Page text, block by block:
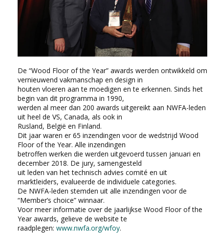
De “Wood Floor of the Year” awards werden ontwikkeld om
vernieuwend vakmanschap en design in
houten vloeren aan te moedigen en te erkennen. Sinds het
begin van dit programma in 1990,
werden al meer dan 200 awards uitgereikt aan NWFA-leden
uit heel de VS, Canada, als ook in
Rusland, België en Finland.
Dit jaar waren er 65 inzendingen voor de wedstrijd Wood
Floor of the Year. Alle inzendingen
betroffen werken die werden uitgevoerd tussen januari en
december 2018. De jury, samengesteld
uit leden van het technisch advies comité en uit
marktleiders, evalueerde de individuele categories.
De NWFA-leden stemden uit alle inzendingen voor de
“Member’s choice” winnaar.
Voor meer informatie over de jaarlijkse Wood Floor of the
Year awards, gelieve de website te
raadplegen: www.nwfa.org/wfoy.